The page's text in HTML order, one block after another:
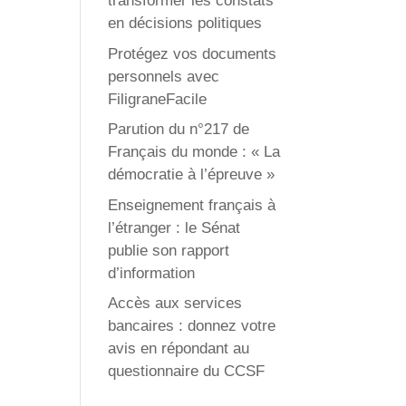
en décisions politiques
Protégez vos documents
personnels avec
FiligraneFacile
Parution du n°217 de
Français du monde : « La
démocratie à l’épreuve »
Enseignement français à
l’étranger : le Sénat
publie son rapport
d’information
Accès aux services
bancaires : donnez votre
avis en répondant au
questionnaire du CCSF